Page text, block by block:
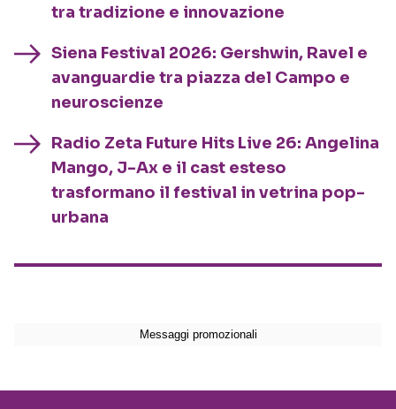
tra tradizione e innovazione
Siena Festival 2026: Gershwin, Ravel e
avanguardie tra piazza del Campo e
neuroscienze
Radio Zeta Future Hits Live 26: Angelina
Mango, J-Ax e il cast esteso
trasformano il festival in vetrina pop-
urbana